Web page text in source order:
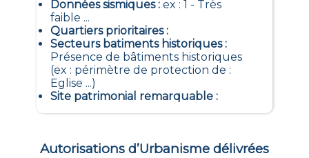
Données sismiques: ex : 1 - Très
faible ...
Quartiers prioritaires:
Secteurs batiments historiques:
Présence de bâtiments historiques
(ex : périmètre de protection de :
Eglise ...)
Site patrimonial remarquable:
Autorisations d’Urbanisme délivrées